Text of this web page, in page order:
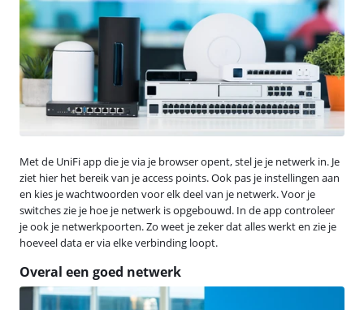
Met de UniFi app die je via je browser opent, stel je je netwerk in. Je
ziet hier het bereik van je access points. Ook pas je instellingen aan
en kies je wachtwoorden voor elk deel van je netwerk. Voor je
switches zie je hoe je netwerk is opgebouwd. In de app controleer
je ook je netwerkpoorten. Zo weet je zeker dat alles werkt en zie je
hoeveel data er via elke verbinding loopt.
Overal een goed netwerk